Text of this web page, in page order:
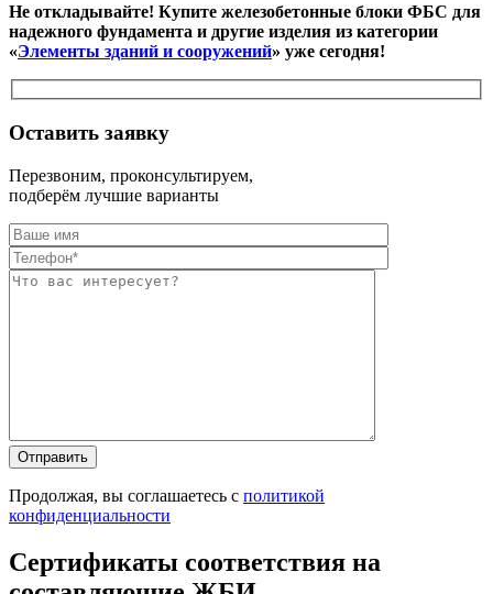
Не откладывайте! Купите железобетонные блоки ФБС для
надежного фундамента и другие изделия из категории
«Элементы зданий и сооружений» уже сегодня!
Оставить заявку
Перезвоним, проконсультируем,
подберём лучшие варианты
Продолжая, вы соглашаетесь с политикой
конфиденциальности
Сертификаты соответствия на